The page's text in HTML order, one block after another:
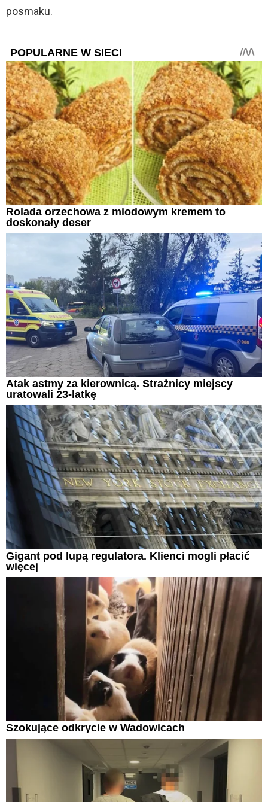
posmaku.
POPULARNE W SIECI
Rolada orzechowa z miodowym kremem to
doskonały deser
Atak astmy za kierownicą. Strażnicy miejscy
uratowali 23-latkę
Gigant pod lupą regulatora. Klienci mogli płacić
więcej
Szokujące odkrycie w Wadowicach